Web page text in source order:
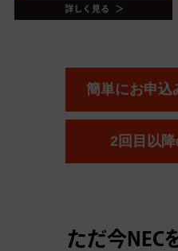
簡単にお申込
2回目以
ただ今NEC